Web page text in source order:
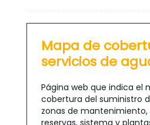
Mapa de
servicios de
Página web que indica el
cobertura del suministro
zonas de
reservas, sistema y